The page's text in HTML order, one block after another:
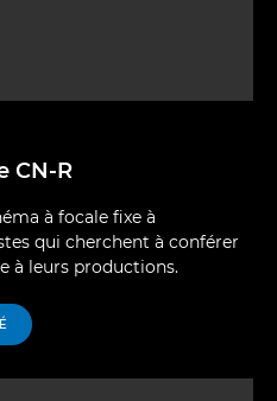
CN-R
à focale fixe à
qui cherchent à conférer
à leurs productions.